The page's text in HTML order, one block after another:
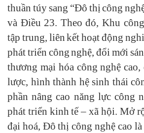
thuần túy sang “Đô thị công
và Điều 23. Theo đó, Khu
tập trung, liên kết hoạt động
phát triển công nghệ, đổi mới
thương mại hóa công nghệ
lược, hình thành hệ sinh thái
phần nâng cao năng lực công
phát triển kinh tế – xã hội. Mở
đại hoá, Đô thị công nghệ cao